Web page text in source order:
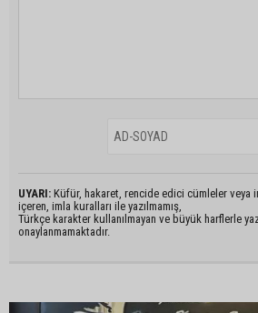
UYARI: Küfür, hakaret, rencide edici cümleler veya
içeren, imla kuralları ile yazılmamış,
Türkçe karakter kullanılmayan ve büyük harflerle
onaylanmamaktadır.